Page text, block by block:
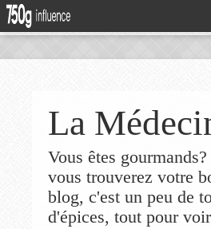
La
Vous êtes
vous trouverez votre
blog, c'est un peu de
d'épices, tout pour